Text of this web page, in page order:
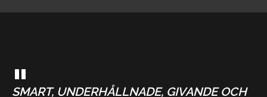
"
SMART, UNDERHÅLLNADE, GIVANDE OCH